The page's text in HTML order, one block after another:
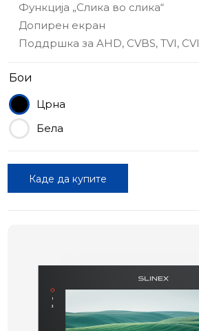
Функција „Слика во слика“
Допирен екран
Поддршка за AHD, CVBS, TVI, CVI
Бои
Црна
Бела
Каде да купите